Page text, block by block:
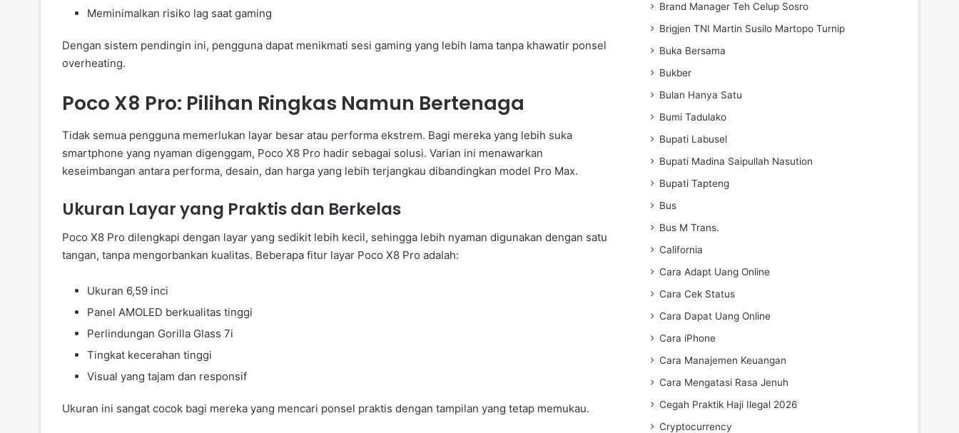
Meminimalkan risiko lag saat gaming
Dengan sistem pendingin ini, pengguna dapat menikmati sesi gaming yang lebih lama tanpa khawatir ponsel
overheating.
Poco X8 Pro: Pilihan Ringkas Namun Bertenaga
Tidak semua pengguna memerlukan layar besar atau performa ekstrem. Bagi mereka yang lebih suka
smartphone yang nyaman digenggam, Poco X8 Pro hadir sebagai solusi. Varian ini menawarkan
keseimbangan antara performa, desain, dan harga yang lebih terjangkau dibandingkan model Pro Max.
Ukuran Layar yang Praktis dan Berkelas
Poco X8 Pro dilengkapi dengan layar yang sedikit lebih kecil, sehingga lebih nyaman digunakan dengan satu
tangan, tanpa mengorbankan kualitas. Beberapa fitur layar Poco X8 Pro adalah:
Ukuran 6,59 inci
Panel AMOLED berkualitas tinggi
Perlindungan Gorilla Glass 7i
Tingkat kecerahan tinggi
Visual yang tajam dan responsif
Ukuran ini sangat cocok bagi mereka yang mencari ponsel praktis dengan tampilan yang tetap memukau.
Brand Manager Teh Celup Sosro
Brigjen TNI Martin Susilo Martopo Turnip
Buka Bersama
Bukber
Bulan Hanya Satu
Bumi Tadulako
Bupati Labusel
Bupati Madina Saipullah Nasution
Bupati Tapteng
Bus
Bus M Trans.
California
Cara Adapt Uang Online
Cara Cek Status
Cara Dapat Uang Online
Cara iPhone
Cara Manajemen Keuangan
Cara Mengatasi Rasa Jenuh
Cegah Praktik Haji Ilegal 2026
Cryptocurrency